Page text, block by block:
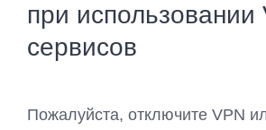
при использовании
сервисов
Пожалуйста, отключите VPN